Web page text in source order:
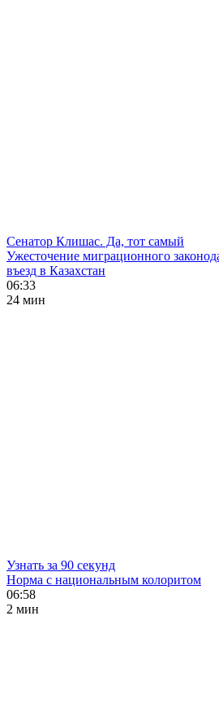
Сенатор Клишас. Да, тот самый
Ужесточение миграционного
въезд в Казахстан
06:33
24 мин
Узнать за 90 секунд
Норма с национальным колоритом
06:58
2 мин